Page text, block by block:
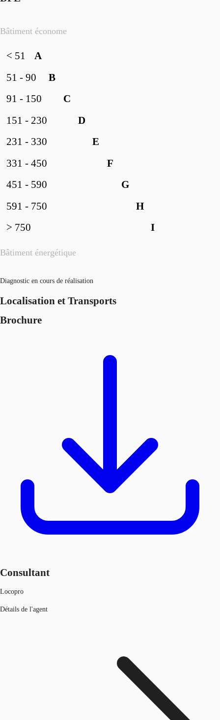
Bâtiment économe
Bâtiment énergétique
A
< 51
B
51 - 90
C
91 - 150
D
151 - 230
E
231 - 330
F
331 - 450
G
451 - 590
H
591 - 750
I
> 750
Diagnostic en cours de réalisation
Localisation et Transports
Brochure
Consultant
Locopro
Détails de l'agent